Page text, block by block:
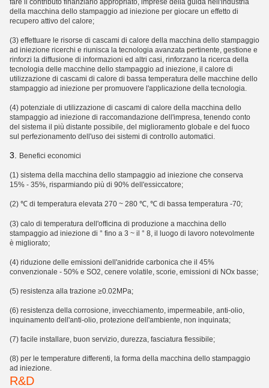
fare il contributo finanziario appropriato, imprese della guida nell'industria
della macchina dello stampaggio ad iniezione per giocare un effetto di
recupero attivo del calore;
(3) effettuare le risorse di cascami di calore della macchina dello stampaggio
ad iniezione ricerchi e riunisca la tecnologia avanzata pertinente, gestione e
rinforzi la diffusione di informazioni ed altri casi, rinforzano la ricerca della
tecnologia delle macchine dello stampaggio ad iniezione, il calore di
utilizzazione di cascami di calore di bassa temperatura delle macchine dello
stampaggio ad iniezione per promuovere l'applicazione della tecnologia.
(4) potenziale di utilizzazione di cascami di calore della macchina dello
stampaggio ad iniezione di raccomandazione dell'impresa, tenendo conto
del sistema il più distante possibile, del miglioramento globale e del fuoco
sul perfezionamento dell'uso dei sistemi di controllo automatici.
3. Benefici economici
(1) sistema della macchina dello stampaggio ad iniezione che conserva
15% - 35%, risparmiando più di 90% dell'essiccatore;
(2) ℃ di temperatura elevata 270 ~ 280 ℃, ℃ di bassa temperatura -70;
(3) calo di temperatura dell'officina di produzione a macchina dello
stampaggio ad iniezione di ° fino a 3 ~ il ° 8, il luogo di lavoro notevolmente
è migliorato;
(4) riduzione delle emissioni dell'anidride carbonica che il 45%
convenzionale - 50% e SO2, cenere volatile, scorie, emissioni di NOx basse;
(5) resistenza alla trazione ≥0.02MPa;
(6) resistenza della corrosione, invecchiamento, impermeabile, anti-olio,
inquinamento dell'anti-olio, protezione dell'ambiente, non inquinata;
(7) facile installare, buon servizio, durezza, fasciatura flessibile;
(8) per le temperature differenti, la forma della macchina dello stampaggio
ad iniezione.
R&D